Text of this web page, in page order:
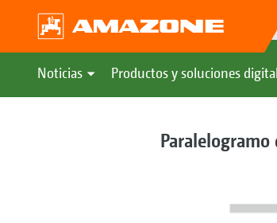
Búsqueda de
Noticias Productos y soluciones